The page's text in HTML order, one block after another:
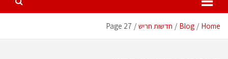
Home
Blog חדשות חריש Page 27